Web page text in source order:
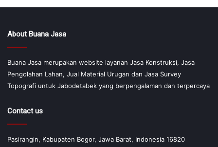
About Buana Jasa
Buana Jasa merupakan website layanan Jasa Konstruksi, Jasa
Pengolahan Lahan, Jual Material Urugan dan Jasa Survey
Topografi untuk Jabodetabek yang berpengalaman dan terpercaya
Contact us
Pasirangin, Kabupaten Bogor, Jawa Barat, Indonesia 16820